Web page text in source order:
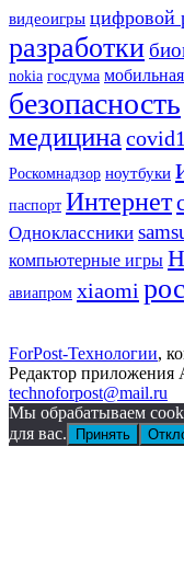
видеоигры цифровой
разработки
nokia госдума
безопасность
медицина
Роскомнадзор ноутбуки
паспорт Интернет
Одноклассники
компьютерные игры
авиапром xiaomi
ForPost-Технологии,
Редактор приложения
technoforpost@mail.ru
Мы обрабатываем
для вас.
Принять